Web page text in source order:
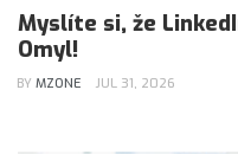
Myslíte si, že
Omyl!
BY MZONE JUL 31, 2026